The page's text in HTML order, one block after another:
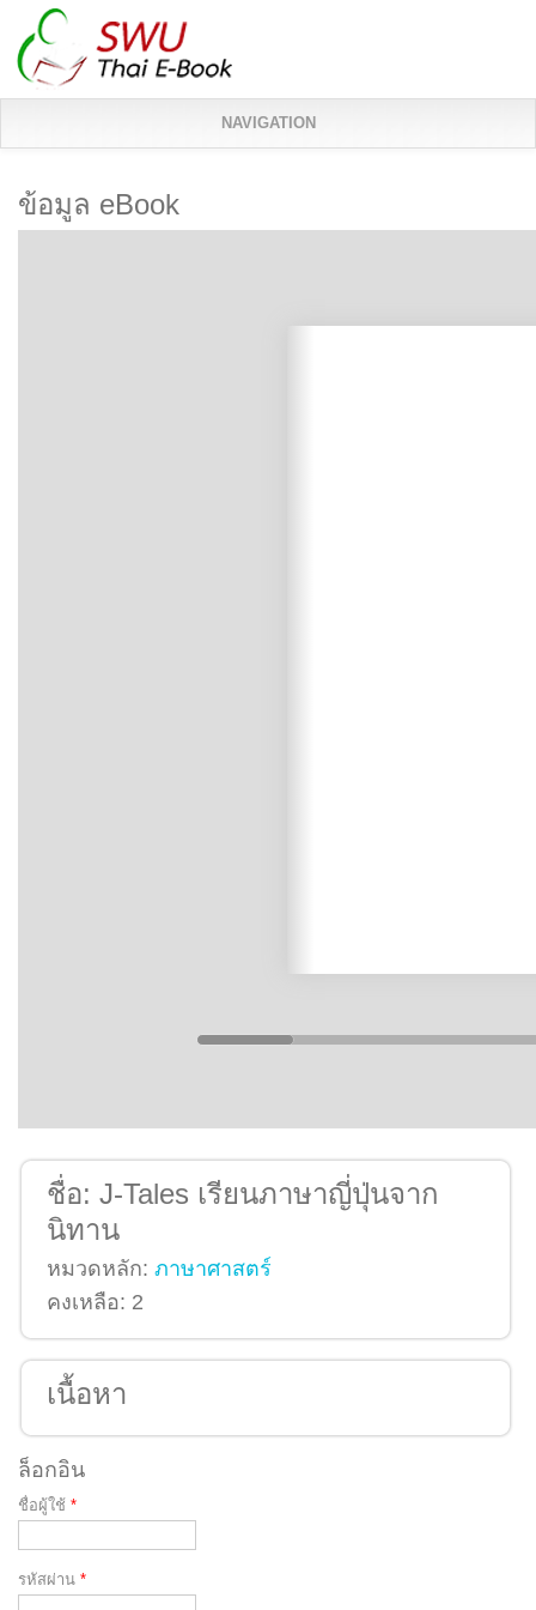
NAVIGATION
ข้อมูล eBook
ชื่อ: J-Tales เรียนภาษาญี่ปุ่นจาก
นิทาน
หมวดหลัก: ภาษาศาสตร์
คงเหลือ: 2
เนื้อหา
ล็อกอิน
ชื่อผู้ใช้ *
รหัสผ่าน *